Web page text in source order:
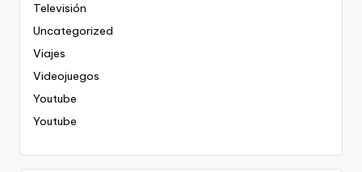
Televisión
Uncategorized
Viajes
Videojuegos
Youtube
Youtube